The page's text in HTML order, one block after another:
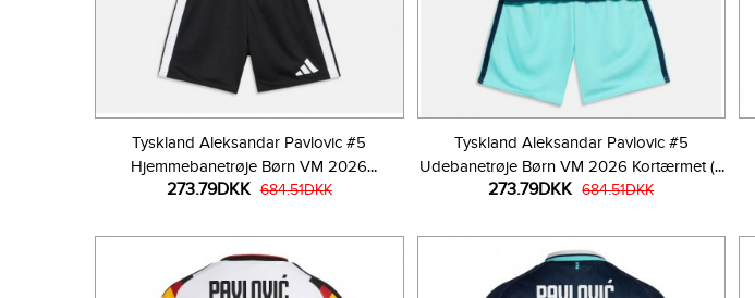
Tyskland Aleksandar Pavlovic #5
Hjemmebanetrøje Børn VM 2026
Kortærmet (+ Korte bukser)
273.79DKK 684.51DKK
Tyskland Aleksandar Pavlovic #5
Udebanetrøje Børn VM 2026 Kortærmet (+
Korte bukser)
273.79DKK 684.51DKK